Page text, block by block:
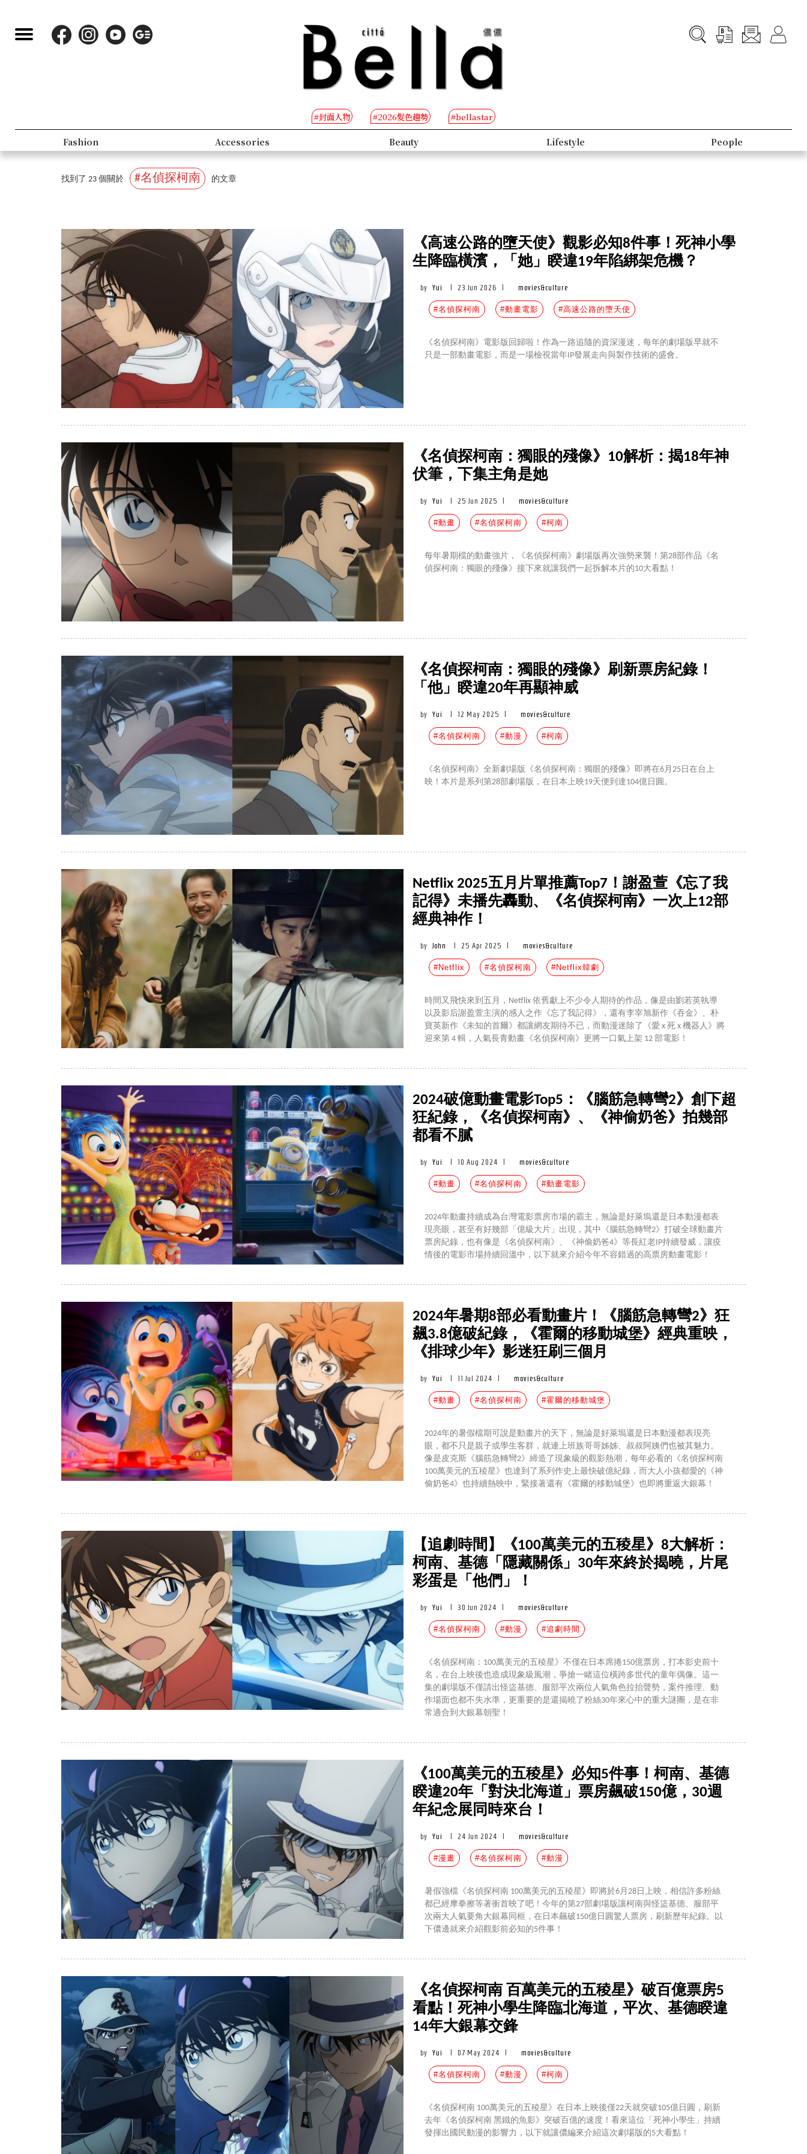
#封面人物 #2026髮色趨勢 #bellastar
Fashion Accessories Beauty Lifestyle People
找到了 23 個關於 #名偵探柯南 的文章
《高速公路的墮天使》觀影必知8件事！死神小學
生降臨橫濱，「她」睽違19年陷綁架危機？
by Yui 23 Jun 2026 movies&culture
#名偵探柯南 #動畫電影 #高速公路的墮天使
《名偵探柯南》電影版回歸啦！作為一路追隨的資深漫迷，每年的劇場版早就不
只是一部動畫電影，而是一場檢視當年IP發展走向與製作技術的盛會。
《名偵探柯南：獨眼的殘像》10解析：揭18年神
伏筆，下集主角是她
by Yui 25 Jun 2025 movies&culture
#動畫 #名偵探柯南 #柯南
每年暑期檔的動畫強片，《名偵探柯南》劇場版再次強勢來襲！第28部作品《名
偵探柯南：獨眼的殘像》接下來就讓我們一起拆解本片的10大看點！
《名偵探柯南：獨眼的殘像》刷新票房紀錄！
「他」睽違20年再顯神威
by Yui 12 May 2025 movies&culture
#名偵探柯南 #動漫 #柯南
《名偵探柯南》全新劇場版《名偵探柯南：獨眼的殘像》即將在6月25日在台上
映！本片是系列第28部劇場版，在日本上映19天便到達104億日圓。
Netflix 2025五月片單推薦Top7！謝盈萱《忘了我
記得》未播先轟動、《名偵探柯南》一次上12部
經典神作！
by John 25 Apr 2025 movies&culture
#Netflix #名偵探柯南 #Netflix韓劇
時間又飛快來到五月，Netflix 依舊獻上不少令人期待的作品，像是由劉若英執導
以及影后謝盈萱主演的感人之作《忘了我記得》，還有李宰旭新作《吞金》、朴
寶英新作《未知的首爾》都讓網友期待不已，而動漫迷除了《愛 x 死 x 機器人》將
迎來第 4 輯，人氣長青動畫《名偵探柯南》更將一口氣上架 12 部電影！
2024破億動畫電影Top5：《腦筋急轉彎2》創下超
狂紀錄，《名偵探柯南》、《神偷奶爸》拍幾部
都看不膩
by Yui 10 Aug 2024 movies&culture
#動畫 #名偵探柯南 #動畫電影
2024年動畫持續成為台灣電影票房市場的霸主，無論是好萊塢還是日本動漫都表
現亮眼，甚至有好幾部「億級大片」出現，其中《腦筋急轉彎2》打破全球動畫片
票房紀錄，也有像是《名偵探柯南》、《神偷奶爸4》等長紅老IP持續發威，讓疫
情後的電影市場持續回溫中，以下就來介紹今年不容錯過的高票房動畫電影！
2024年暑期8部必看動畫片！《腦筋急轉彎2》狂
飆3.8億破紀錄，《霍爾的移動城堡》經典重映，
《排球少年》影迷狂刷三個月
by Yui 11 Jul 2024 movies&culture
#動畫 #名偵探柯南 #霍爾的移動城堡
2024年的暑假檔期可說是動畫片的天下，無論是好萊塢還是日本動漫都表現亮
眼，都不只是親子或學生客群，就連上班族哥哥姊姊、叔叔阿姨們也被其魅力。
像是皮克斯《腦筋急轉彎2》締造了現象級的觀影熱潮，每年必看的《名偵探柯南
100萬美元的五稜星》也達到了系列作史上最快破億紀錄，而大人小孩都愛的《神
偷奶爸4》也持續熱映中，緊接著還有《霍爾的移動城堡》也即將重返大銀幕！
【追劇時間】《100萬美元的五稜星》8大解析：
柯南、基德「隱藏關係」30年來終於揭曉，片尾
彩蛋是「他們」！
by Yui 30 Jun 2024 movies&culture
#名偵探柯南 #動漫 #追劇時間
《名偵探柯南：100萬美元的五稜星》不僅在日本席捲150億票房，打本影史前十
名，在台上映後也造成現象級風潮，爭搶一睹這位橫跨多世代的童年偶像。這一
集的劇場版不僅請出怪盜基德、服部平次兩位人氣角色拉抬聲勢，案件推理、動
作場面也都不失水準，更重要的是還揭曉了粉絲30年來心中的重大謎團，是在非
常適合到大銀幕朝聖！
《100萬美元的五稜星》必知5件事！柯南、基德
睽違20年「對決北海道」票房飆破150億，30週
年紀念展同時來台！
by Yui 24 Jun 2024 movies&culture
#漫畫 #名偵探柯南 #動漫
暑假強檔《名偵探柯南 100萬美元的五稜星》即將於6月28日上映，相信許多粉絲
都已經摩拳擦等著衝首映了吧！今年的第27部劇場版讓柯南與怪盜基德、服部平
次兩大人氣要角大銀幕同框，在日本飆破150億日圓驚人票房，刷新歷年紀錄。以
下儂邊就來介紹觀影前必知的5件事！
《名偵探柯南 百萬美元的五稜星》破百億票房5
看點！死神小學生降臨北海道，平次、基德睽違
14年大銀幕交鋒
by Yui 07 May 2024 movies&culture
#名偵探柯南 #動漫 #柯南
《名偵探柯南 100萬美元的五稜星》在日本上映後僅22天就突破105億日圓，刷新
去年《名偵探柯南 黑鐵的魚影》突破百億的速度！看來這位「死神小學生」持續
發揮出國民動漫的影響力，以下就讓儂編來介紹這次劇場版的5大看點！